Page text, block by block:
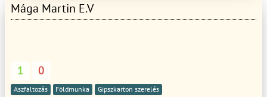
Mága Martin E.V
1 0
Aszfaltozás Földmunka Gipszkarton szerelés